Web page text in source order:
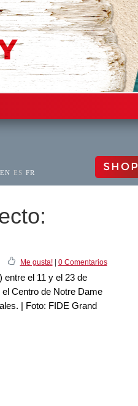
EN ES FR SHOP
Me gusta!| 0 Comentarios
entre el 11 y el 23 de
Centro de Notre Dame
| Foto: FIDE Grand